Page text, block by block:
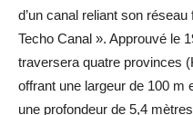
d’un canal reliant son
Techo Canal ». Approuvé le
traversera quatre provinces
offrant une largeur de 100 m
une profondeur de 5,4